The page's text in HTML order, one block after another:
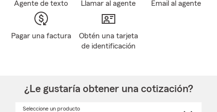
Agente de texto Llamar al agente Email al agente
Pagar una factura
Obtén una tarjeta
de identificación
¿Le gustaría obtener una cotización?
Seleccione un producto